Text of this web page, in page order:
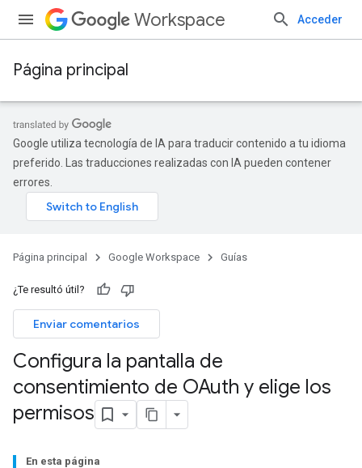
Workspace Acceder
Página principal
Google utiliza tecnología de IA para traducir contenido a tu idioma
preferido. Las traducciones realizadas con IA pueden contener
errores.
Página principal Google Workspace Guías
¿Te resultó útil?
Enviar comentarios
Configura la pantalla de
consentimiento de OAuth y elige los
permisos
En esta página